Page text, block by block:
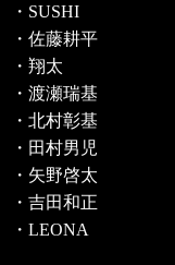
・SUSHI
・佐藤耕平
・翔太
・渡瀬瑞基
・北村彰基
・田村男児
・矢野啓太
・吉田和正
・LEONA